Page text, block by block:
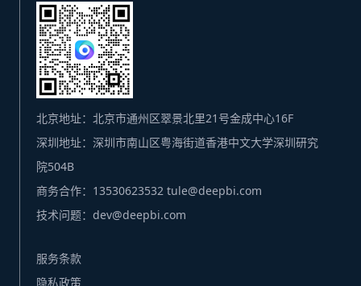
北京地址：北京市通州区翠景北里21号金成中心16F
深圳地址：深圳市南山区粤海街道香港中文大学深圳研究
院504B
商务合作：13530623532 tule@deepbi.com
技术问题：dev@deepbi.com
服务条款
隐私政策